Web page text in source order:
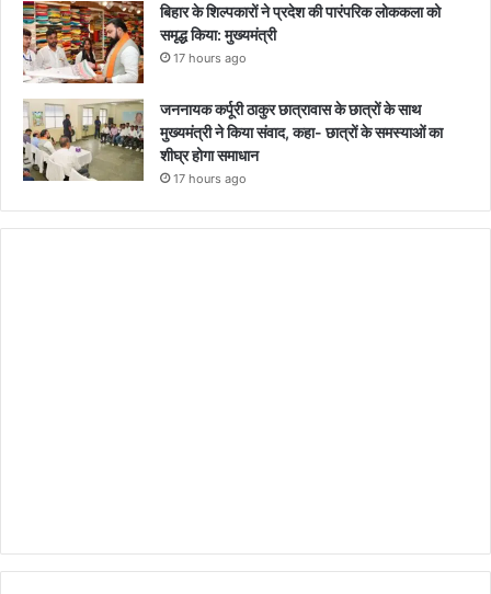
बिहार के शिल्पकारों ने प्रदेश की पारंपरिक लोककला को
समृद्ध किया: मुख्यमंत्री
17 hours ago
जननायक कर्पूरी ठाकुर छात्रावास के छात्रों के साथ
मुख्यमंत्री ने किया संवाद, कहा- छात्रों के समस्याओं का
शीघ्र होगा समाधान
17 hours ago